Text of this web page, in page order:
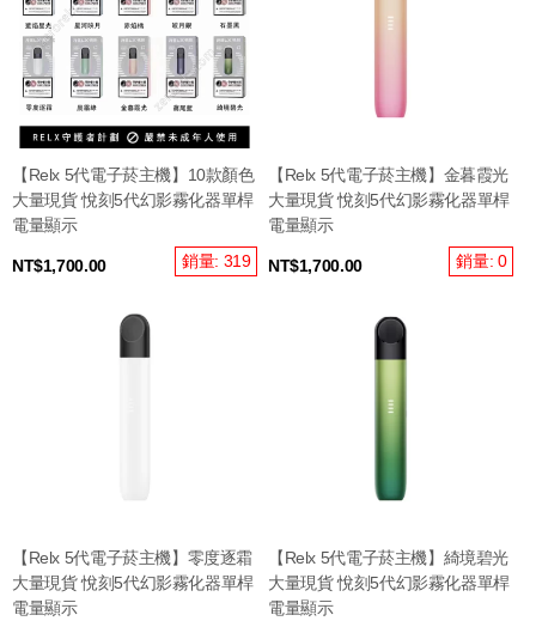
【Relx 5代電子菸主機】10款顏色
大量現貨 悅刻5代幻影霧化器單桿
電量顯示
NT$1,700.00 銷量: 319
【Relx 5代電子菸主機】金暮霞光
大量現貨 悅刻5代幻影霧化器單桿
電量顯示
NT$1,700.00 銷量: 0
【Relx 5代電子菸主機】零度逐霜
大量現貨 悅刻5代幻影霧化器單桿
電量顯示
【Relx 5代電子菸主機】綺境碧光
大量現貨 悅刻5代幻影霧化器單桿
電量顯示